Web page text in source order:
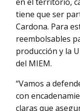
tiene que ser
Cardona. Para
reembolsables
producción y la
del MIEM.
“Vamos a
con
claras que